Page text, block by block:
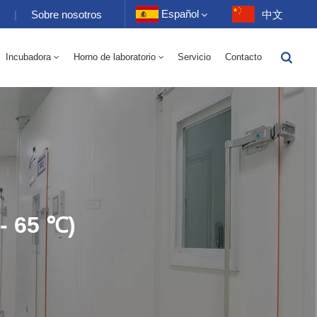
| Sobre nosotros Español
Français
Português
中文
Incubadora Horno de laboratorio Servicio Contacto
65 ℃)